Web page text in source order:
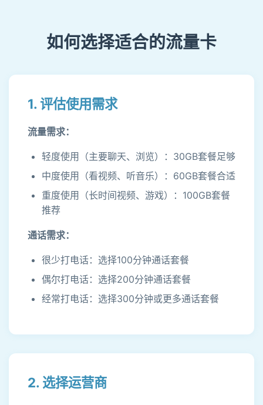
如何选择适合的流量卡
1. 评估使用需求
流量需求：
轻度使用（主要聊天、浏览）：30GB套餐足够
中度使用（看视频、听音乐）：60GB套餐合适
重度使用（长时间视频、游戏）：100GB套餐
推荐
通话需求：
很少打电话：选择100分钟通话套餐
偶尔打电话：选择200分钟通话套餐
经常打电话：选择300分钟或更多通话套餐
2. 选择运营商